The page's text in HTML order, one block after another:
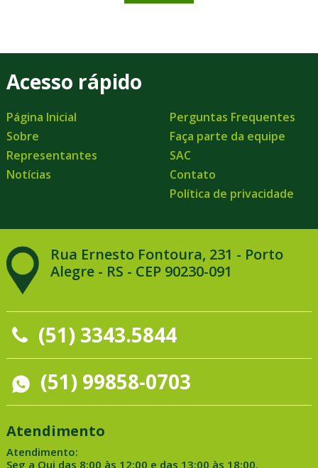
Acesso rápido
Página Inicial
Sobre
Representantes
Notícias
Perguntas Frequentes
Faça parte da equipe
SAC
Contato
Política de privacidade
Rua Ernesto Fontoura, 231 - Porto
Alegre - RS - CEP 90230-091
(51) 3343.5844
(51) 99858-0703
Atendimento
Atendimento:
Seg a Qui das 8:00 às 12:00 e das 13:00 às 18:00.